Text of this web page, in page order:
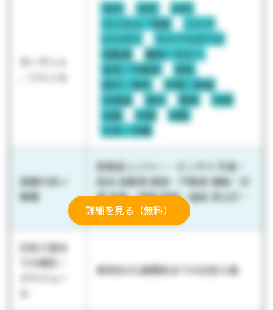
詳細を見る（無料）
ターゲット
／ジャンル
40代 50代
60代
エンタメ／芸能
シニア
ビジネス
ライフスタイル
自動車
趣味／ホビー
住宅／不動産
男性
旅行／海外
料理／飲食
北海道
東北 関東
中部
近畿
中国
四国
九州／沖縄
実績の多い
業種
医薬品 レジャー・エンタメ 外食・
宿泊 自動車 建設・不動産 運輸・交
通 金融・保険 医療・福祉 官公庁・
行政 出版
広告入稿ま
での期日・
スケジュー
ル
発売日の2週間前までの広告入稿